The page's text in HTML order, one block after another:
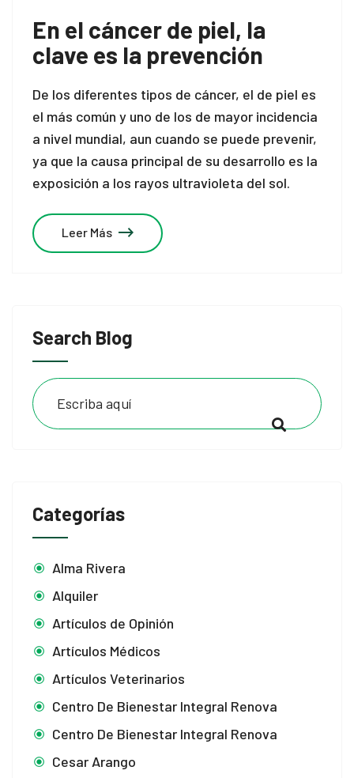
Search Blog
Categorías
Alma Rivera
Alquiler
Artículos de Opinión
Artículos Médicos
Artículos Veterinarios
Centro De Bienestar Integral Renova
Centro De Bienestar Integral Renova
Cesar Arango
En el cáncer de piel, la
clave es la prevención
De los diferentes tipos de cáncer, el de piel es
el más común y uno de los de mayor incidencia
a nivel mundial, aun cuando se puede prevenir,
ya que la causa principal de su desarrollo es la
exposición a los rayos ultravioleta del sol.
Leer Más